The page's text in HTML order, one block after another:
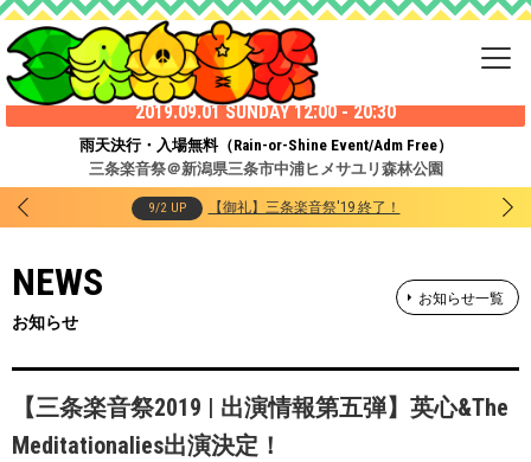
2019.09.01 SUNDAY 12:00 - 20:30
雨天決行・入場無料（Rain-or-Shine Event/Adm Free）
三条楽音祭＠新潟県三条市中浦ヒメサユリ森林公園
9/2 UP 【御礼】三条楽音祭'19 終了！
NEWS
お知らせ
お知らせ一覧
【三条楽音祭2019 | 出演情報第五弾】英心&The
Meditationalies出演決定！